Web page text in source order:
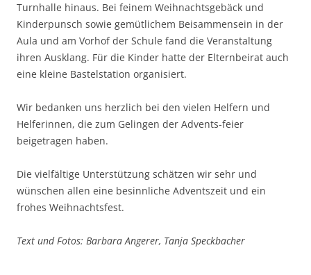
Turnhalle hinaus. Bei feinem Weihnachtsgebäck und
Kinderpunsch sowie gemütlichem Beisammensein in der
Aula und am Vorhof der Schule fand die Veranstaltung
ihren Ausklang. Für die Kinder hatte der Elternbeirat auch
eine kleine Bastelstation organisiert.
Wir bedanken uns herzlich bei den vielen Helfern und
Helferinnen, die zum Gelingen der Advents-feier
beigetragen haben.
Die vielfältige Unterstützung schätzen wir sehr und
wünschen allen eine besinnliche Adventszeit und ein
frohes Weihnachtsfest.
Text und Fotos: Barbara Angerer, Tanja Speckbacher